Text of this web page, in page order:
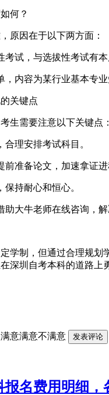
何？
原因在于以下两方面：
考试，与选拔性考试有
，内容为某行业基本专
关键点
生需要注意以下关键点：
理安排考试科目。
准备论文，加速拿证进
持耐心和恒心。
大牛老师在线咨询，解
学制，但通过合理规
深圳自考本科的道路上
意满意不满意
报名费用明细，